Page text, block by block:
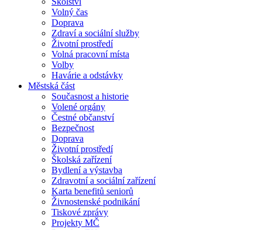
Volný čas
Doprava
Zdraví a sociální služby
Životní prostředí
Volná pracovní místa
Volby
Havárie a odstávky
Městská část
Současnost a historie
Volené orgány
Čestné občanství
Bezpečnost
Doprava
Životní prostředí
Školská zařízení
Bydlení a výstavba
Zdravotní a sociální zařízení
Karta benefitů seniorů
Živnostenské podnikání
Tiskové zprávy
Projekty MČ